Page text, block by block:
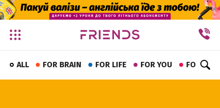
✕
ALL FOR BRAIN FOR LIFE FOR YOU FOR FUN